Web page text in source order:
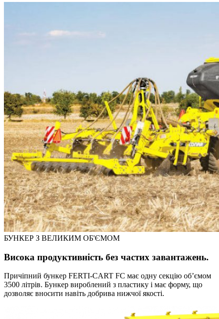
БУНКЕР З ВЕЛИКИМ ОБ'ЄМОМ
Bисока продуктивність без частих завантажень.
Причіпний бункер FERTI-CART FC має одну секцію об’ємом
3500 літрів. Бункер вироблений з пластику і має форму, що
дозволяє вносити навіть добрива нижчої якості.